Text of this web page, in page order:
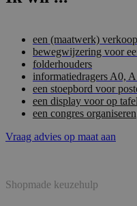
een (maatwerk)
bewegwijzering voor
folderhouders
informatiedragers A0,
een stoepbord voor
een display voor op
een congres organiseren
Vraag advies op maat aan
Shopmade keuzehulp